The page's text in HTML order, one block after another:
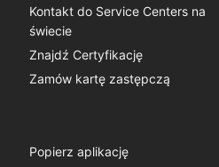
Kontakt do Service Centers na
świecie
Znajdź Certyfikację
Zamów kartę zastępczą
Popierz aplikację